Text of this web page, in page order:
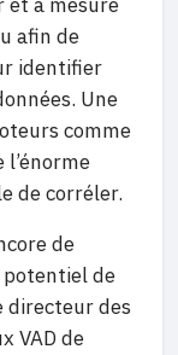
afin de
identifier
Une
comme
de corréler.
de
potentiel de
directeur des
VAD de